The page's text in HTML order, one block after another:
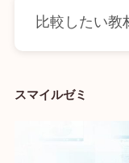
比較したい教
スマイルゼミ